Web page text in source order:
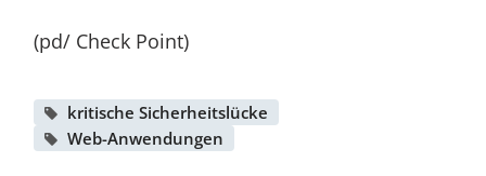
(pd/ Check Point)
kritische Sicherheitslücke
Web-Anwendungen